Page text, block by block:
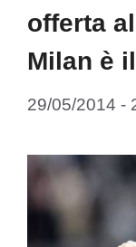
offerta
Milan è
29/05/2014 -